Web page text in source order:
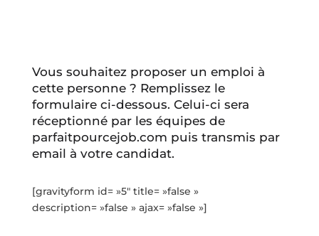
Vous souhaitez proposer un emploi à
cette personne ? Remplissez le
formulaire ci-dessous. Celui-ci sera
réceptionné par les équipes de
parfaitpourcejob.com puis transmis par
email à votre candidat.
[gravityform id= »5″ title= »false »
description= »false » ajax= »false »]